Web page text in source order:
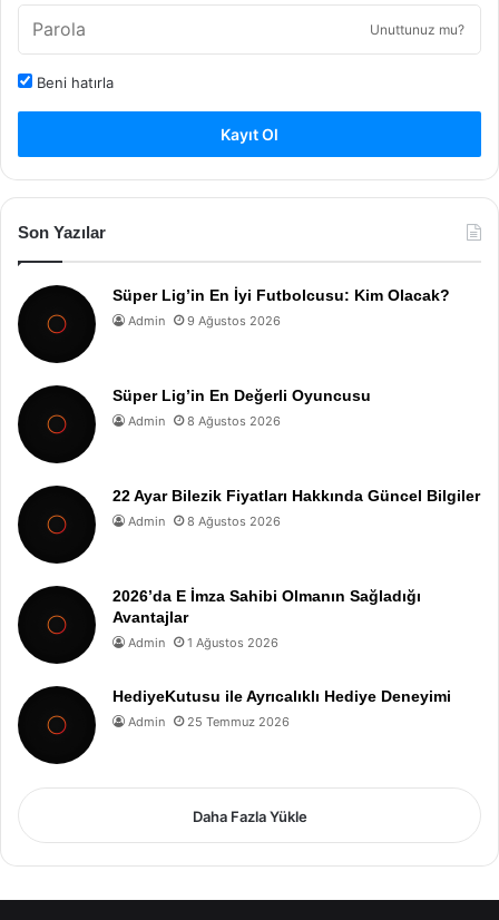
Unuttunuz mu?
Beni hatırla
Kayıt Ol
Son Yazılar
Süper Lig’in En İyi Futbolcusu: Kim Olacak?
Admin 9 Ağustos 2026
Süper Lig’in En Değerli Oyuncusu
Admin 8 Ağustos 2026
22 Ayar Bilezik Fiyatları Hakkında Güncel Bilgiler
Admin 8 Ağustos 2026
2026’da E İmza Sahibi Olmanın Sağladığı
Avantajlar
Admin 1 Ağustos 2026
HediyeKutusu ile Ayrıcalıklı Hediye Deneyimi
Admin 25 Temmuz 2026
Daha Fazla Yükle